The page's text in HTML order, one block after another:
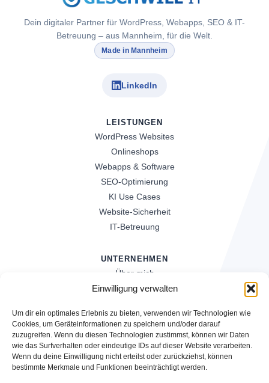
Einwilligung verwalten
Um dir ein optimales Erlebnis zu bieten, verwenden wir Technologien wie
Cookies, um Geräteinformationen zu speichern und/oder darauf
zuzugreifen. Wenn du diesen Technologien zustimmst, können wir Daten
wie das Surfverhalten oder eindeutige IDs auf dieser Website verarbeiten.
Wenn du deine Einwilligung nicht erteilst oder zurückziehst, können
bestimmte Merkmale und Funktionen beeinträchtigt werden.
Dein digitaler Partner für WordPress, Webapps, SEO & IT-
Betreuung – aus Mannheim, für die Welt.
Made in Mannheim
LinkedIn
LEISTUNGEN
WordPress Websites
Onlineshops
Webapps & Software
SEO-Optimierung
KI Use Cases
Website-Sicherheit
IT-Betreuung
UNTERNEHMEN
Über mich
Referenzen
Kontakt
STARTE JETZT
Kostenlose Erstberatung